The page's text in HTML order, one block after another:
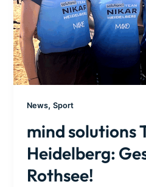
News,Sport
mind solutions
Heidelberg:
Rothsee!